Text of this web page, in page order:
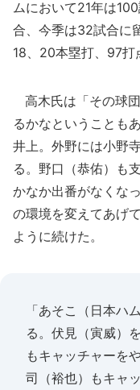
ムにおいて21年は
合、今季は32試合に
18、20本塁打、97打
高木氏は「その球
るかなということも
井上。外野には小野
る。野口（恭佑）も
かなか出番がなくな
の環境を変えてあげ
ように続けた。
「あそこ（日本ハ
る。伏見（寅威）
もキャッチャーを
司（裕也）もキャ